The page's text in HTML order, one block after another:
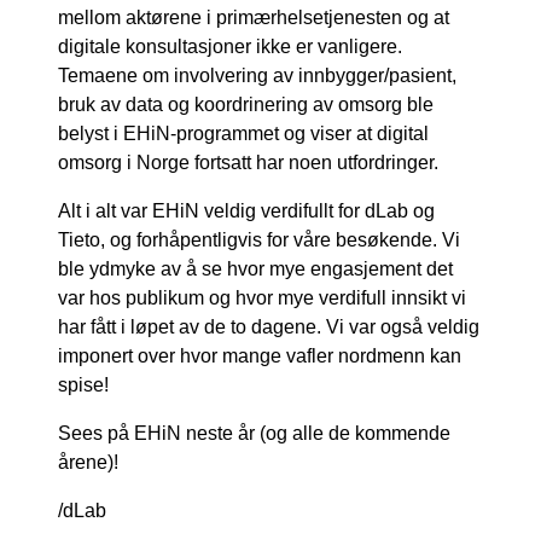
mellom aktørene i primærhelsetjenesten og at
digitale konsultasjoner ikke er vanligere.
Temaene om involvering av innbygger/pasient,
bruk av data og koordrinering av omsorg ble
belyst i EHiN-programmet og viser at digital
omsorg i Norge fortsatt har noen utfordringer.
Alt i alt var EHiN veldig verdifullt for dLab og
Tieto, og forhåpentligvis for våre besøkende. Vi
ble ydmyke av å se hvor mye engasjement det
var hos publikum og hvor mye verdifull innsikt vi
har fått i løpet av de to dagene. Vi var også veldig
imponert over hvor mange vafler nordmenn kan
spise!
Sees på EHiN neste år (og alle de kommende
årene)!
/dLab